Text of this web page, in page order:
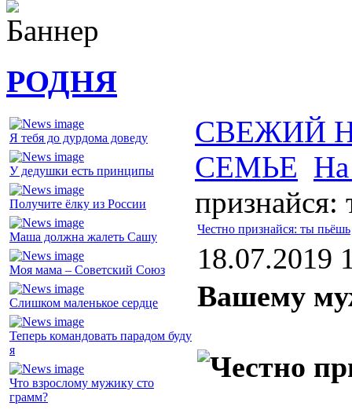
РОДНЯ
Я тебя до дурдома доведу
У дедушки есть принципы
Получите ёлку из России
Маша должна жалеть Сашу
Моя мама – Советский Союз
Слишком маленькое сердце
Теперь командовать парадом буду
я
Что взрослому мужику сто
грамм?
СВЕЖИЙ
СЕМЬЕ На
Честно признайся: ты пьёшь
18.07.2019
Вашему